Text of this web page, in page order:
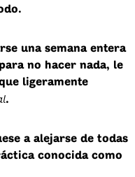
una semana entera
no hacer nada, le
ligeramente
.
a alejarse de todas
conocida como